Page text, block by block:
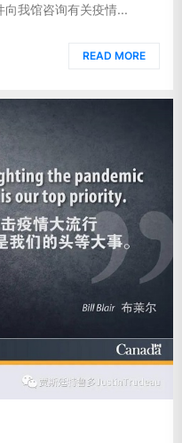
我馆咨询有关疫情...
READ MORE